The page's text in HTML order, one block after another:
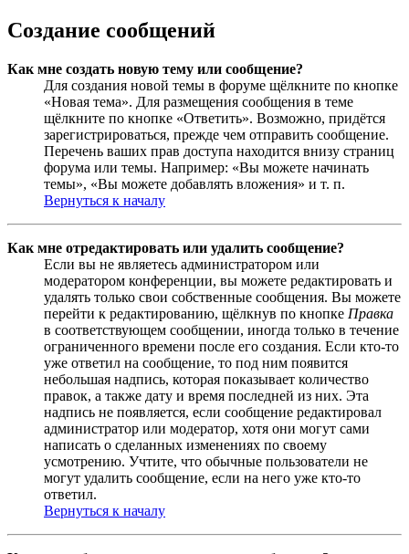
Создание сообщений
Как мне создать новую тему или сообщение?
Для создания новой темы в форуме щёлкните по кнопке
«Новая тема». Для размещения сообщения в теме
щёлкните по кнопке «Ответить». Возможно, придётся
зарегистрироваться, прежде чем отправить сообщение.
Перечень ваших прав доступа находится внизу страниц
форума или темы. Например: «Вы можете начинать
темы», «Вы можете добавлять вложения» и т. п.
Вернуться к началу
Как мне отредактировать или удалить сообщение?
Если вы не являетесь администратором или
модератором конференции, вы можете редактировать и
удалять только свои собственные сообщения. Вы можете
перейти к редактированию, щёлкнув по кнопке Правка
в соответствующем сообщении, иногда только в течение
ограниченного времени после его создания. Если кто-то
уже ответил на сообщение, то под ним появится
небольшая надпись, которая показывает количество
правок, а также дату и время последней из них. Эта
надпись не появляется, если сообщение редактировал
администратор или модератор, хотя они могут сами
написать о сделанных изменениях по своему
усмотрению. Учтите, что обычные пользователи не
могут удалить сообщение, если на него уже кто-то
ответил.
Вернуться к началу